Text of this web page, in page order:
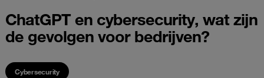
ChatGPT en cybersecurity, wat zijn
de gevolgen voor bedrijven?
Cybersecurity